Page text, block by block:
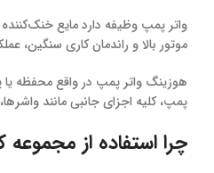
واتر پمپ وظیفه دارد مایع
موتور بالا و راندمان کاری سنگین،
هوزینگ واتر پمپ در واقع محفظه
پمپ، کلیه اجزای جانبی مانند
چرا استفاده از